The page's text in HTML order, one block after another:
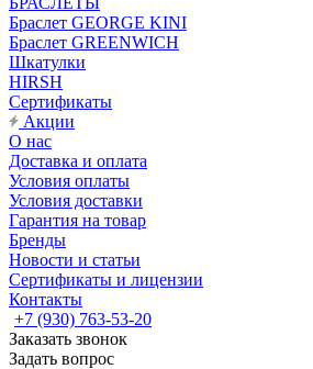
Браслет GEORGE KINI
Браслет GREENWICH
Шкатулки
HIRSH
Сертификаты
Акции
О нас
Доставка и оплата
Условия оплаты
Условия доставки
Гарантия на товар
Бренды
Новости и статьи
Сертификаты и лицензии
Контакты
+7 (930) 763-53-20
Заказать звонок
Задать вопрос